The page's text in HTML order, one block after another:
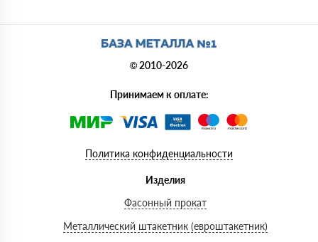
© 2010-2026
Принимаем к оплате:
Политика конфиденциальности
Изделия
Фасонный прокат
Металлический штакетник (евроштакетник)